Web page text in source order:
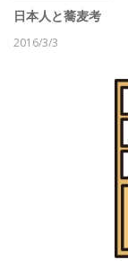
日本人と蕎麦考
2016/3/3